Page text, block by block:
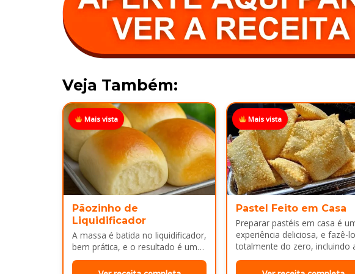
Veja Também:
Mais vista
Pãozinho de
Liquidificador
A massa é batida no liquidificador,
bem prática, e o resultado é um
pão leve, macio...
Mais vista
Pastel Feito em Casa
Preparar pastéis em casa é
experiência deliciosa, e fazê-
totalmente do zero, incluindo
massa, fica melhor ainda...